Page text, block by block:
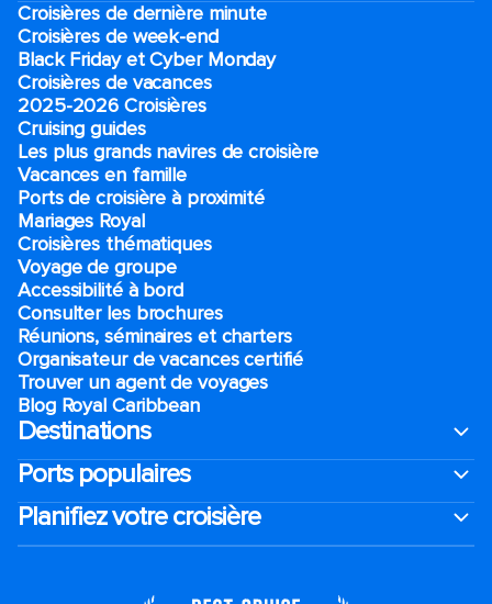
Croisières de dernière minute
Croisières de week-end
Black Friday et Cyber Monday
Croisières de vacances
2025-2026 Croisières
Cruising guides
Les plus grands navires de croisière
Vacances en famille
Ports de croisière à proximité
Mariages Royal
Croisières thématiques
Voyage de groupe​
Accessibilité à bord​
Consulter les brochures
Réunions, séminaires et charters
Organisateur de vacances certifié
Trouver un agent de voyages
Blog Royal Caribbean
Destinations
Ports populaires
Planifiez votre croisière